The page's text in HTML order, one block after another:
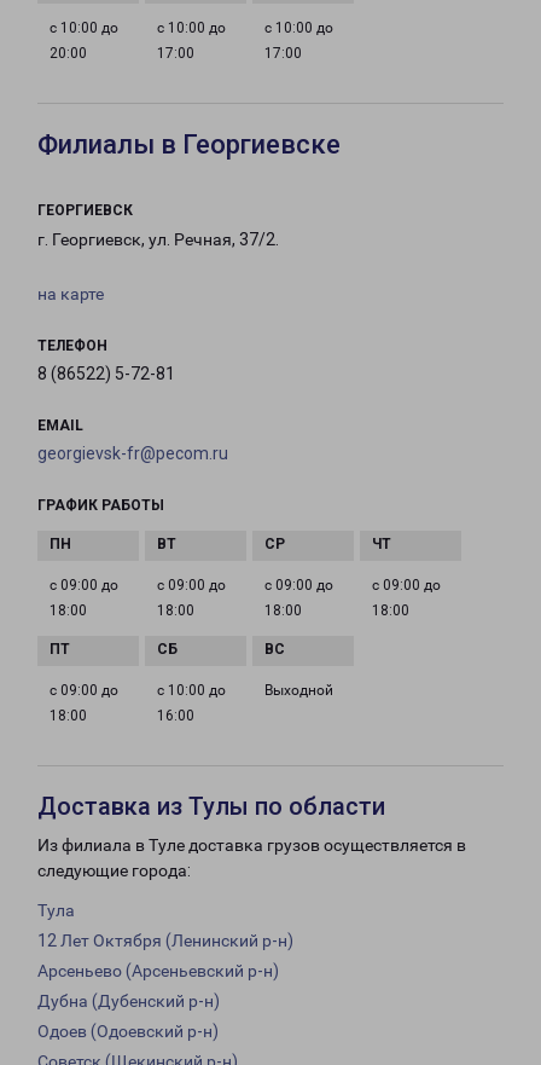
с 10:00 до
20:00
с 10:00 до
17:00
с 10:00 до
17:00
Филиалы в Георгиевске
ГЕОРГИЕВСК
г. Георгиевск, ул. Речная, 37/2.
на карте
ТЕЛЕФОН
8 (86522) 5-72-81
EMAIL
georgievsk-fr@pecom.ru
ГРАФИК РАБОТЫ
с 09:00 до
18:00
с 09:00 до
18:00
с 09:00 до
18:00
с 09:00 до
18:00
с 09:00 до
18:00
с 10:00 до
16:00
Выходной
Доставка из Тулы по области
Из филиала в Туле доставка грузов осуществляется в
следующие города:
Тула
12 Лет Октября (Ленинский р-н)
Арсеньево (Арсеньевский р-н)
Дубна (Дубенский р-н)
Одоев (Одоевский р-н)